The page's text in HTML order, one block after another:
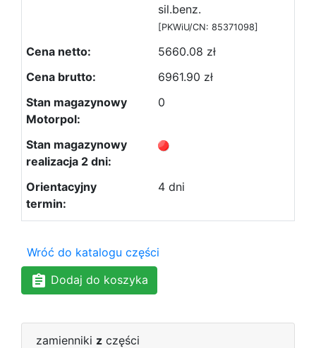
sil.benz.
[PKWiU/CN: 85371098]
5660.08 zł
6961.90 zł
0
4 dni
Wróć do katalogu części
Dodaj do koszyka
zamienniki z części